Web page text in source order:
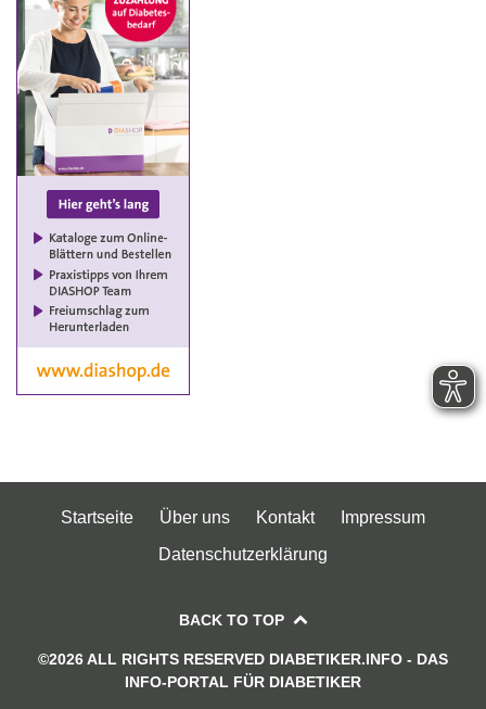
Startseite Über uns Kontakt
Impressum
Datenschutzerklärung
BACK TO TOP
©2026 ALL RIGHTS RESERVED DIABETIKER.INFO - DAS
INFO-PORTAL FÜR DIABETIKER